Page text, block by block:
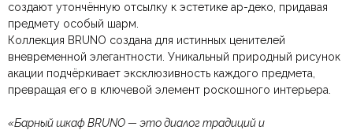
создают утончённую отсылку к эстетике ар-деко, придавая
предмету особый шарм.
Коллекция BRUNO создана для истинных ценителей
вневременной элегантности. Уникальный природный рисунок
акации подчёркивает эксклюзивность каждого предмета,
превращая его в ключевой элемент роскошного интерьера.
«Барный шкаф BRUNO — это диалог традиций и
Размеры ШxГxВ
Страна производитель Малайзия
По Москве и Санкт-Петербургу:быстрая
Яндекс.Доставка
Безналичная оплата по счёту— для юридических и
физических лиц.
Онлайн оплата картой — быстрая и безопасная через
сайт.
Ваша общая оценка
Заголовок вашего отзыва